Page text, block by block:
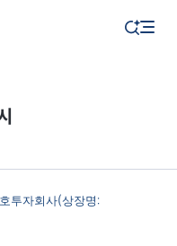
호투자회사(상장명 :